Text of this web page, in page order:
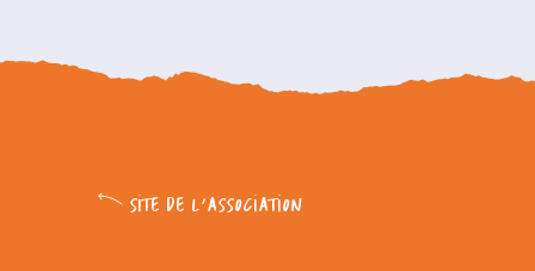
SITE DE L'ASSOCIATION